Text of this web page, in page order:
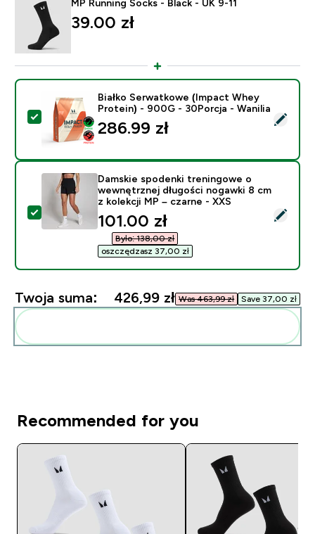
MP Running Socks - Black - UK 9-11
39.00 zł‎
Wybierz ten produkt - Białko Serwatkowe (Impact
Białko Serwatkowe (Impact Whey
Protein) - 900G - 30Porcja - Wanilia
286.99 zł‎
Wybierz ten produkt - Damskie spodenki treningowe
Damskie spodenki treningowe o
wewnętrznej długości nogawki 8 cm
z kolekcji MP – czarne - XXS
discounted price
101.00 zł‎
Było: 138,00 zł‎
oszczędzasz 37,00 zł‎
Twoja suma: 426,99 zł‎ Was 463,99 zł‎ Save 37,00 zł‎
Recommended for you